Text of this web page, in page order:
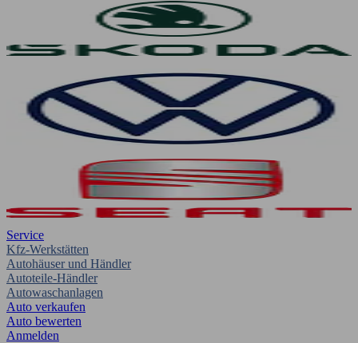
Service
Kfz-Werkstätten
Autohäuser und Händler
Autoteile-Händler
Autowaschanlagen
Auto verkaufen
Auto bewerten
Anmelden